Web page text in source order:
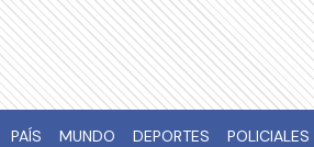
PAÍS MUNDO DEPORTES POLICIALES